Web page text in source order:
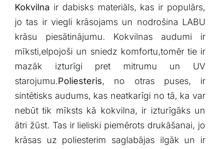
Kokvilna ir dabisks materiāls, kas ir populārs,
jo tas ir viegli krāsojams‌ un nodrošina⁢ LABU
krāsu piesātinājumu. Kokvilnas audumi ir‌
mīksti,elpojoši un sniedz komfortu,tomēr tie ir
mazāk ‍izturīgi pret mitrumu un UV
starojumu.Poliesteris, no otras ⁣puses, ir
sintētisks audums, kas neatkarīgi no tā, ka var
nebūt tik ⁣mīksts kā kokvilna, ir izturīgāks un
ātri ⁤žūst. Tas ir ⁤lieliski piemērots drukāšanai, jo
krāsas uz ⁤poliesterim⁢ saglabājas ilgāk un⁤ ir